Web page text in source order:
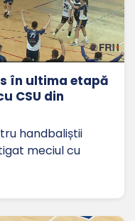
în ultima etapă
CSU din
handbaliștii
meciul cu